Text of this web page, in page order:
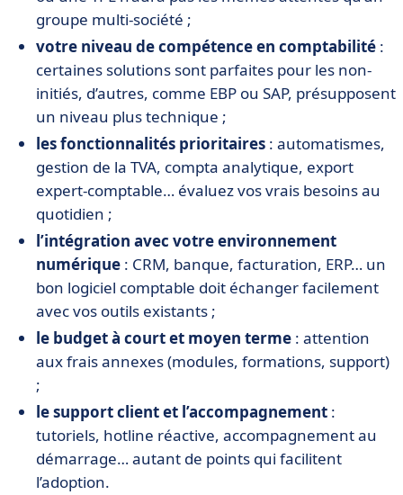
groupe multi-société ;
votre niveau de compétence en comptabilité :
certaines solutions sont parfaites pour les non-
initiés, d’autres, comme EBP ou SAP, présupposent
un niveau plus technique ;
les fonctionnalités prioritaires : automatismes,
gestion de la TVA, compta analytique, export
expert-comptable… évaluez vos vrais besoins au
quotidien ;
l’intégration avec votre environnement
numérique : CRM, banque, facturation, ERP… un
bon logiciel comptable doit échanger facilement
avec vos outils existants ;
le budget à court et moyen terme : attention
aux frais annexes (modules, formations, support)
;
le support client et l’accompagnement :
tutoriels, hotline réactive, accompagnement au
démarrage… autant de points qui facilitent
l’adoption.